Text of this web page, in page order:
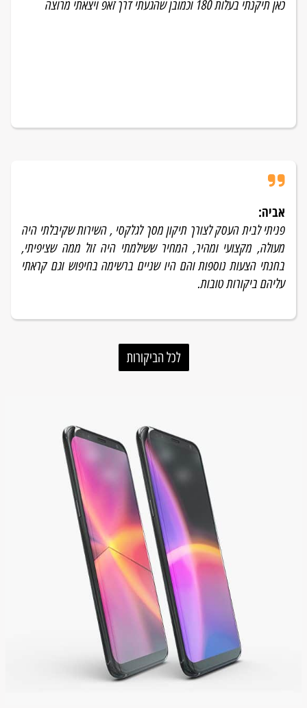
כאן תיקנתי בעלות 180 וכמובן שהגעתי דרך זאפ ויצאתי מרוצה
אביה:
פניתי לבית העסק לצורך תיקון מסך לגלקסי , השירות שקיבלתי היה
מעולה, מקצועי ומהיר, המחיר ששילמתי היה זול ממה שציפיתי,
בחנתי הצעות נוספות והם היו שניים ברשימה בחיפוש וגם קראתי
עליהם ביקורות טובות.
לכל הביקורות